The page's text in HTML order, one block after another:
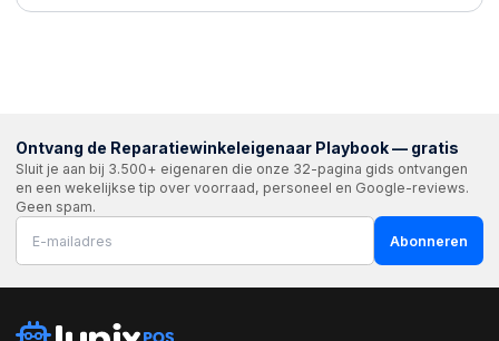
Ontvang de Reparatiewinkeleigenaar Playbook — gratis
Sluit je aan bij 3.500+ eigenaren die onze 32-pagina gids ontvangen
en een wekelijkse tip over voorraad, personeel en Google-reviews.
Geen spam.
Abonneren